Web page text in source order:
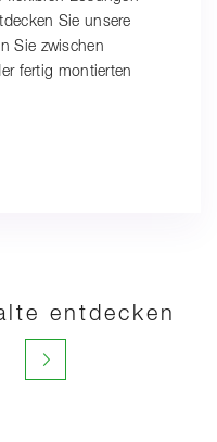
Sie unsere
Sie zwischen
fertig montierten
entdecken
nicht verfügbar
Nächste Seite